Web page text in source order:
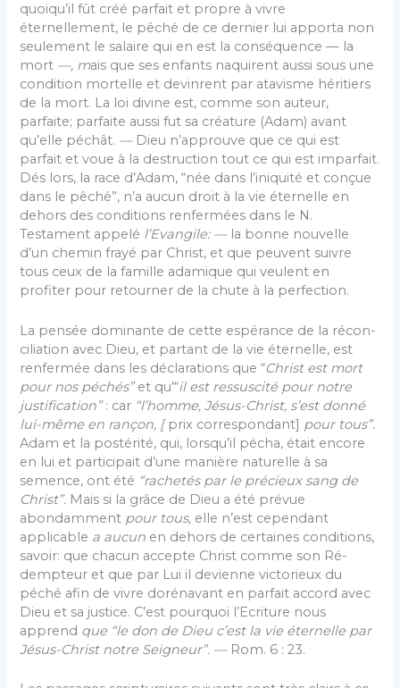
quoiqu’il fût créé parfait et propre à vivre
éternellement, le pêché de ce dernier lui apporta non
seulement le salaire qui en est la consé­quence — la
mort —, mais que ses enfants naquirent aussi sous une
condition mortelle et devinrent par atavisme héritiers
de la mort. La loi divine est, comme son auteur,
parfaite; parfaite aussi fut sa créature (Adam) avant
qu’elle péchât. — Dieu n’approuve que ce qui est
parfait et voue à la destruction tout ce qui est imparfait.
Dés lors, la race d’Adam, “née dans l’iniquité et conçue
dans le pêché”, n’a aucun droit à la vie éternelle en
dehors des conditions renfermées dans le N.
Testament appelé l’Evangile: — la bonne nouvelle
d’un chemin frayé par Christ, et que peuvent suivre
tous ceux de la famille adamique qui veulent en
profiter pour retourner de la chute à la perfection.
La pensée dominante de cette espérance de la récon­
ciliation avec Dieu, et partant de la vie éternelle, est
renfermée dans les déclarations que “Christ est mort
pour nos péchés”et qu’“il est ressuscité pour notre
justifi­cation”: car “l’homme, Jésus-Christ, s’est donné
lui-même en rançon, [prix correspondant] pour tous”.
Adam et la postérité, qui, lorsqu’il pécha, était encore
en lui et par­ticipait d’une manière naturelle à sa
semence, ont été “rachetés par le précieux sang de
Christ”. Mais si la grâce de Dieu a été prévue
abondamment pour tous, elle n’est cependant
applicable a aucun en dehors de certaines con­ditions,
savoir: que chacun accepte Christ comme son Ré­
dempteur et que par Lui il devienne victorieux du
péché afin de vivre dorénavant en parfait accord avec
Dieu et sa justice. C’est pourquoi l’Ecriture nous
apprend que “le don de Dieu c’est la vie éternelle par
Jésus-Christ notre Seigneur”. — Rom. 6 : 23.